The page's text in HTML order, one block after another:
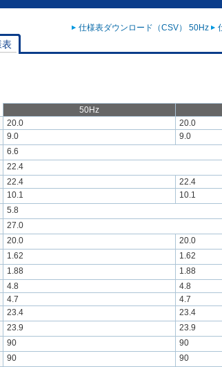
仕様表ダウンロード（CSV） 50Hz
50Hz
20.0
20.0
9.0
9.0
6.6
22.4
22.4
22.4
10.1
10.1
5.8
27.0
20.0
20.0
1.62
1.62
1.88
1.88
4.8
4.8
4.7
4.7
23.4
23.4
23.9
23.9
90
90
90 90